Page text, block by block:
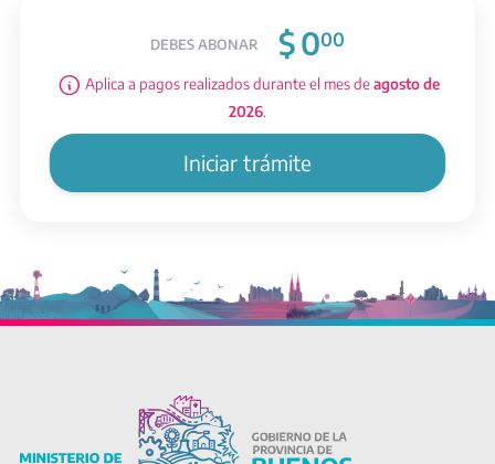
DEBES ABONAR $000
Aplica a pagos realizados durante el mes deagosto de
2026.
Iniciar trámite